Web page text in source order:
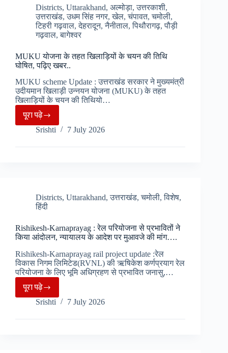
महिलाओं
को
SDRF
किया
रेसक्यू..
Districts, Uttarakhand, अल्मोड़ा,उत्तरकाशी,
उत्तराखंड,उधम सिंह नगर,खेल,चंपावत,चमोली,
टिहरी गढ़वाल,देहरादून,नैनीताल,पिथौरागढ़,पौड़ी
गढ़वाल,बागेश्वर
MUKU योजना के तहत खिलाड़ियों के चयन की तिथि
घोषित, पढ़िए खबर..
MUKU scheme Update : उत्तराखंड सरकार ने मुख्यमंत्री
उदीयमान खिलाड़ी उन्नयन योजना (MUKU) के तहत
खिलाड़ियों के चयन की तिथियो…
पूरा पढ़ेMUKU
योजना
के
चयन
की
तिथि
घोषित,
पढ़िए
खबर..
Srishti 7 July 2026
Districts, Uttarakhand,उत्तराखंड,चमोली,विशेष,
हिंदी
Rishikesh-Karnaprayag : रेल परियोजना से प्रभावितों ने
किया आंदोलन, न्यायालय के आदेश पर मुआवजे की मांग….
Rishikesh-Karnaprayag rail project update :रेल
विकास निगम लिमिटेड(RVNL) की ऋषिकेश कर्णप्रयाग रेल
परियोजना के लिए भूमि अधिग्रहण से प्रभावित जनासु,…
पूरा पढ़ेRishikesh-
Karnaprayag
:
Srishti 7 July 2026